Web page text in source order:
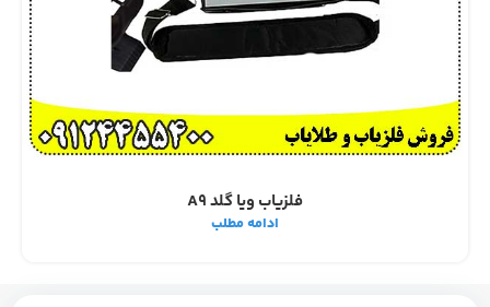
فلزیاب ویا گلد A9
ادامه مطلب